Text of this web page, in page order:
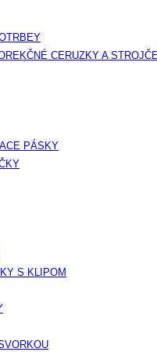
CERUZKY A
PÁSKY
S KLIPOM